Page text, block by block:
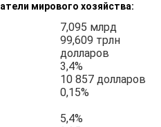
мирового хозяйства:
7,095 млрд
99,609 трлн
долларов
3,4%
10 857 долларов
0,15%
5,4%